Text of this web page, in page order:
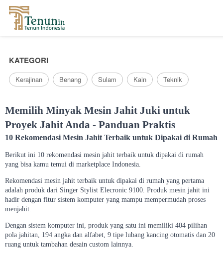
KATEGORI
Kerajinan Benang Sulam Kain Teknik
Memilih Minyak Mesin Jahit Juki untuk
Proyek Jahit Anda - Panduan Praktis
10 Rekomendasi Mesin Jahit Terbaik untuk Dipakai di Rumah
Berikut ini 10 rekomendasi mesin jahit terbaik untuk dipakai di rumah
yang bisa kamu temui di marketplace Indonesia.
Rekomendasi mesin jahit terbaik untuk dipakai di rumah yang pertama
adalah produk dari Singer Stylist Elecronic 9100. Produk mesin jahit ini
hadir dengan fitur sistem komputer yang mampu mempermudah proses
menjahit.
Dengan sistem komputer ini, produk yang satu ini memiliki 404 pilihan
pola jahitan, 194 angka dan alfabet, 9 tipe lubang kancing otomatis dan 20
ruang untuk tambahan desain custom lainnya.